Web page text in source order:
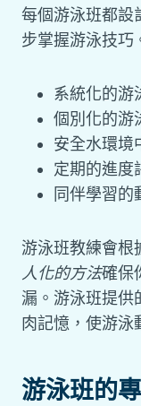
每個游泳班都設
步掌握游泳技巧
系統化的游
個別化的游
安全水環境
定期的進度
同伴學習的
游泳班教練會根
人化的方法確保
漏。游泳班提供
肉記憶，使游泳
游泳班的